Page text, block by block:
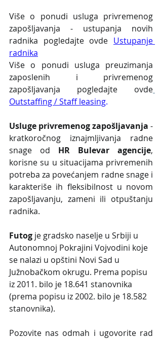
Više o ponudi usluga privremenog
zapošljavanja - ustupanja novih
radnika pogledajte ovde Ustupanje
radnika
Više o ponudi usluga preuzimanja
zaposlenih i privremenog
zapošljavanja pogledajte ovde
Outstaffing / Staff leasing.
Usluge privremenog zapošljavanja -
kratkoročnog iznajmljivanja radne
snage od HR Bulevar agencije,
korisne su u situacijama privremenih
potreba za povećanjem radne snage i
karakteriše ih fleksibilnost u novom
zapošljavanju, zameni ili otpuštanju
radnika.
Futog je gradsko naselje u Srbiji u
Autonomnoj Pokrajini Vojvodini koje
se nalazi u opštini Novi Sad u
Južnobačkom okrugu. Prema popisu
iz 2011. bilo je 18.641 stanovnika
(prema popisu iz 2002. bilo je 18.582
stanovnika).
Pozovite nas odmah i ugovorite rad